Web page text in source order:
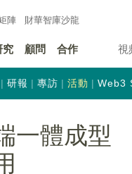
陣 財華智庫沙龍
究 顧問 合作 視
研報 專訪 活動 Web3
一體成型